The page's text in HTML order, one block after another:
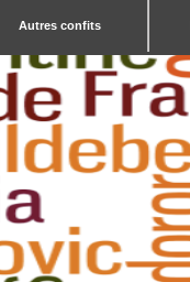
Autres confits